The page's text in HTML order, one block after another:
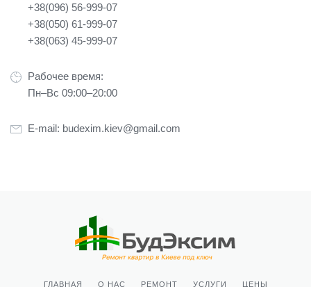
+38(096) 56-999-07
+38(050) 61-999-07
+38(063) 45-999-07
Рабочее время:
Пн–Вс 09:00–20:00
E-mail: budexim.kiev@gmail.com
ГЛАВНАЯ О НАС РЕМОНТ УСЛУГИ ЦЕНЫ